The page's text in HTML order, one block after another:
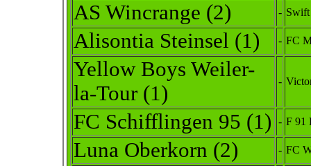
AS Wincrange (2) - Swift
Alisontia Steinsel (1) - FC
Yellow Boys Weiler-
la-Tour (1)
-
FC Schifflingen 95 (1) - F 91
Luna Oberkorn (2) - FC